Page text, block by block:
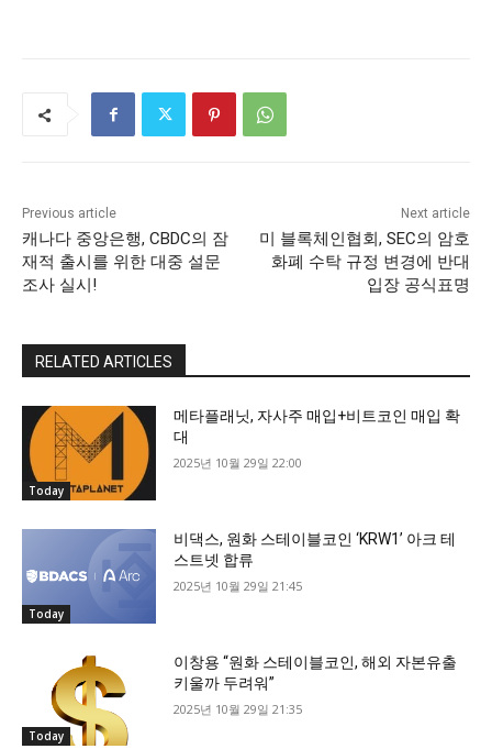
Previous article
캐나다 중앙은행, CBDC의 잠
재적 출시를 위한 대중 설문
조사 실시!
Next article
미 블록체인협회, SEC의 암호
화폐 수탁 규정 변경에 반대
입장 공식표명
RELATED ARTICLES
Today
메타플래닛, 자사주 매입+비트코인 매입 확
대
2025년 10월 29일 22:00
Today
비댁스, 원화 스테이블코인 ‘KRW1’ 아크 테
스트넷 합류
2025년 10월 29일 21:45
Today
이창용 “원화 스테이블코인, 해외 자본유출
키울까 두려워”
2025년 10월 29일 21:35